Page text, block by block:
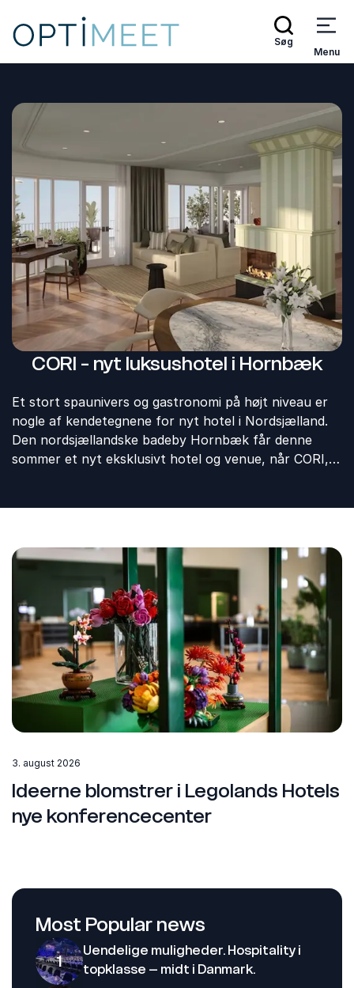
Søg
Menu
CORI - nyt luksushotel i Hornbæk
Et stort spaunivers og gastronomi på højt niveau er
nogle af kendetegnene for nyt hotel i Nordsjælland.
Den nordsjællandske badeby Hornbæk får denne
sommer et nyt eksklusivt hotel og venue, når CORI,
3. august 2026
Ideerne blomstrer i Legolands Hotels
nye konferencecenter
Most Popular news
1
Uendelige muligheder. Hospitality i
topklasse – midt i Danmark.